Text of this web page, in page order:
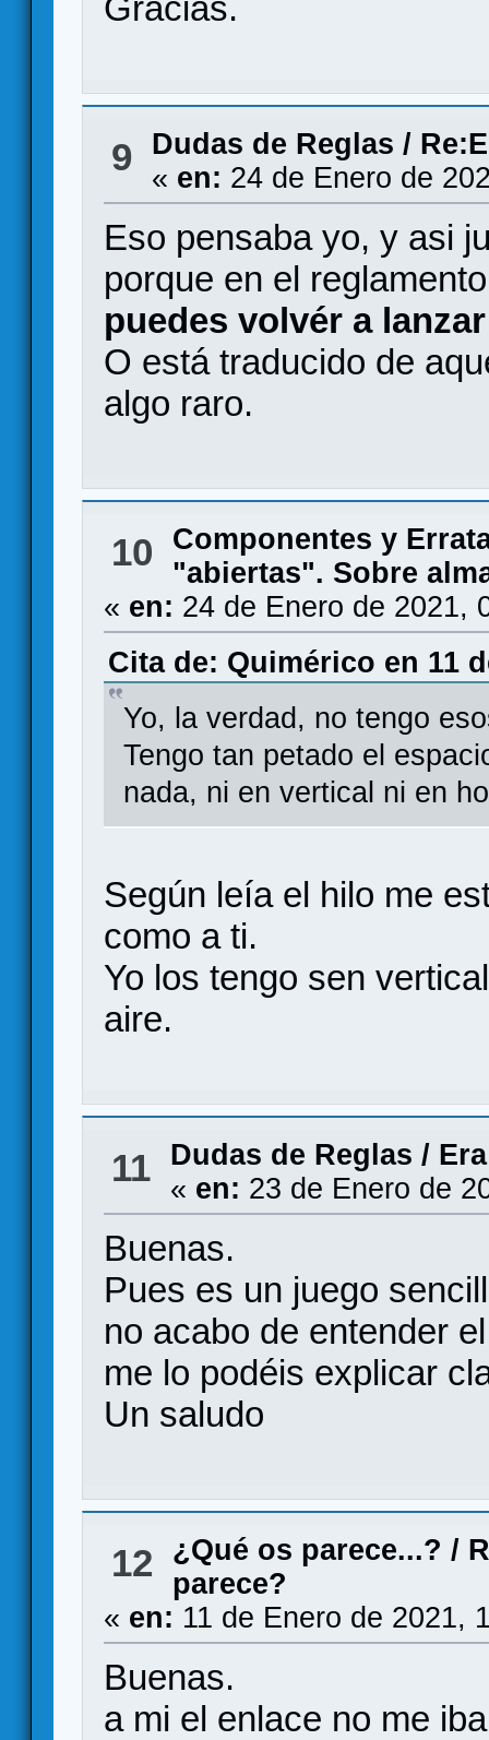
Gracias.
9 Dudas de Reglas /
« en: 24 de Enero de
Eso pensaba yo, y asi
porque en el
puedes volvér a
O está traducido de
algo raro.
10
Componentes y
"abiertas". Sobre
« en: 24 de Enero de 2021,
Cita de: Quimérico en 11
Yo, la verdad, no tengo
Tengo tan petado el
nada, ni en vertical ni en
Según leía el hilo me
como a ti.
Yo los tengo sen
aire.
11 Dudas de Reglas /
« en: 23 de Enero de
Buenas.
Pues es un juego
no acabo de entender
me lo podéis explicar
Un saludo
12 ¿Qué os parece...? /
parece?
« en: 11 de Enero de 2021,
Buenas.
a mi el enlace no me